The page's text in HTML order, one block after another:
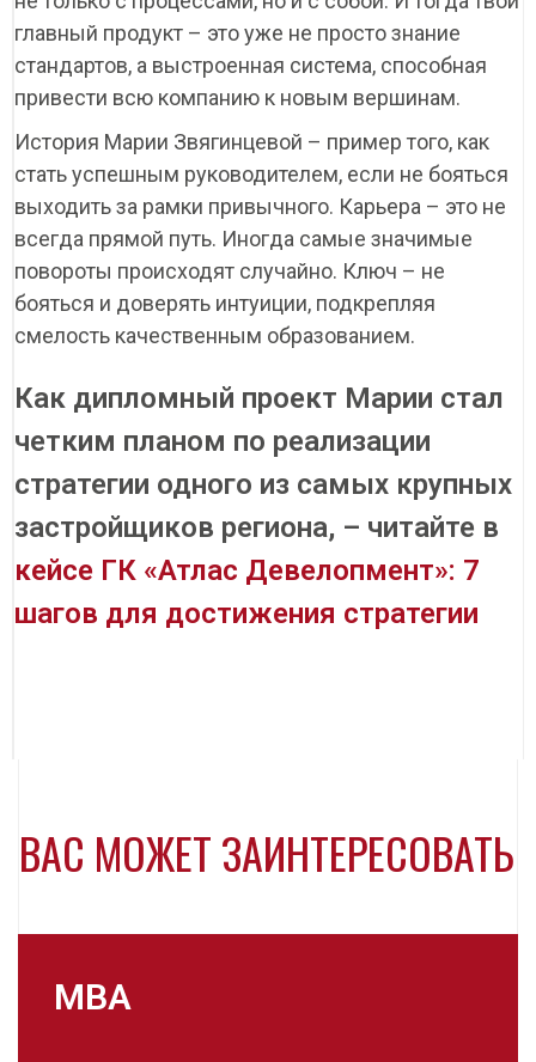
главный продукт – это уже не просто знание
стандартов, а выстроенная система, способная
привести всю компанию к новым вершинам.
История Марии Звягинцевой – пример того, как
стать успешным руководителем, если не бояться
выходить за рамки привычного. Карьера – это не
всегда прямой путь. Иногда самые значимые
повороты происходят случайно. Ключ – не
бояться и доверять интуиции, подкрепляя
смелость качественным образованием.
Как дипломный проект Марии стал
четким планом по реализации
стратегии одного из самых крупных
застройщиков региона, – читайте в
кейсе ГК «Атлас Девелопмент»: 7
шагов для достижения стратегии
ВАС МОЖЕТ ЗАИНТЕРЕСОВАТЬ
MBA